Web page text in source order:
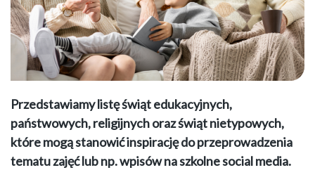
Przedstawiamy listę świąt edukacyjnych,
państwowych, religijnych oraz świąt nietypowych,
które mogą stanowić inspirację do przeprowadzenia
tematu zajęć lub np. wpisów na szkolne social media.